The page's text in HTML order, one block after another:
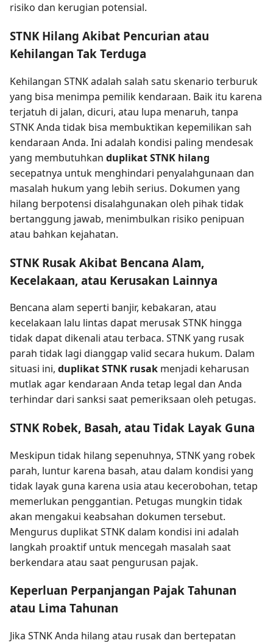
risiko dan kerugian potensial.
STNK Hilang Akibat Pencurian atau
Kehilangan Tak Terduga
Kehilangan STNK adalah salah satu skenario terburuk
yang bisa menimpa pemilik kendaraan. Baik itu karena
terjatuh di jalan, dicuri, atau lupa menaruh, tanpa
STNK Anda tidak bisa membuktikan kepemilikan sah
kendaraan Anda. Ini adalah kondisi paling mendesak
yang membutuhkan duplikat STNK hilang
secepatnya untuk menghindari penyalahgunaan dan
masalah hukum yang lebih serius. Dokumen yang
hilang berpotensi disalahgunakan oleh pihak tidak
bertanggung jawab, menimbulkan risiko penipuan
atau bahkan kejahatan.
STNK Rusak Akibat Bencana Alam,
Kecelakaan, atau Kerusakan Lainnya
Bencana alam seperti banjir, kebakaran, atau
kecelakaan lalu lintas dapat merusak STNK hingga
tidak dapat dikenali atau terbaca. STNK yang rusak
parah tidak lagi dianggap valid secara hukum. Dalam
situasi ini, duplikat STNK rusak menjadi keharusan
mutlak agar kendaraan Anda tetap legal dan Anda
terhindar dari sanksi saat pemeriksaan oleh petugas.
STNK Robek, Basah, atau Tidak Layak Guna
Meskipun tidak hilang sepenuhnya, STNK yang robek
parah, luntur karena basah, atau dalam kondisi yang
tidak layak guna karena usia atau kecerobohan, tetap
memerlukan penggantian. Petugas mungkin tidak
akan mengakui keabsahan dokumen tersebut.
Mengurus duplikat STNK dalam kondisi ini adalah
langkah proaktif untuk mencegah masalah saat
berkendara atau saat pengurusan pajak.
Keperluan Perpanjangan Pajak Tahunan
atau Lima Tahunan
Jika STNK Anda hilang atau rusak dan bertepatan